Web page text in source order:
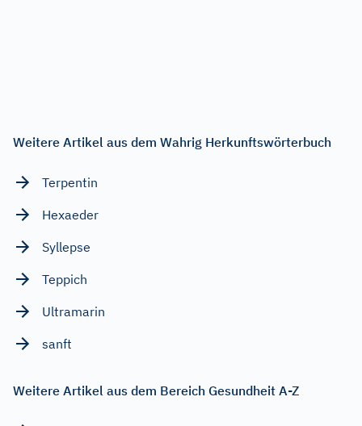
Weitere Artikel aus dem Wahrig Herkunftswörterbuch
Terpentin
Hexaeder
Syllepse
Teppich
Ultramarin
sanft
Weitere Artikel aus dem Bereich Gesundheit A-Z